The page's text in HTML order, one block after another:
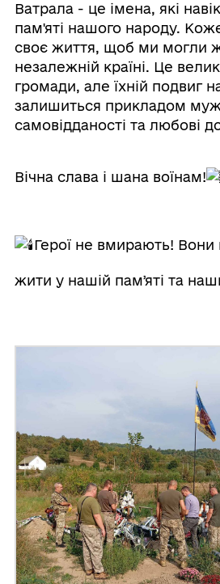
Ватрала - це імена, які
пам'яті нашого народу.
своє життя, щоб ми могли
незалежній країні. Це
громади, але їхній подвиг
залишиться прикладом
самовідданості та любові
Вічна слава і шана воїнам!
Герої не вмирають! Вони
жити у нашій памʼяті та